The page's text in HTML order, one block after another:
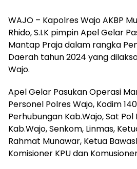
WAJO – Kapolres Wajo AKBP
Rhido, S.I.K pimpin Apel Gelar
Mantap Praja dalam rangka
Daerah tahun 2024 yang
Wajo.
Apel Gelar Pasukan Operasi
Personel Polres Wajo, Kodim
Perhubungan Kab.Wajo, Sat Pol
Kab.Wajo, Senkom, Linmas,
Rahmat Munawar, Ketua
Komisioner KPU dan